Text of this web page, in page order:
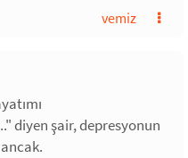
vemiz
diyen şair, depresyonun